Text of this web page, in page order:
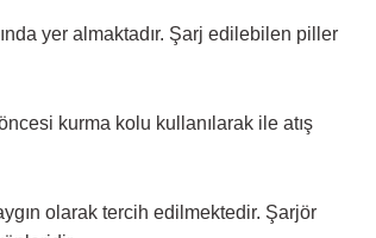
yer almaktadır. Şarj edilebilen piller
kurma kolu kullanılarak ile atış
olarak tercih edilmektedir. Şarjör